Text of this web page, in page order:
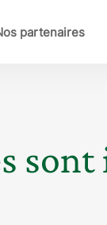
partenaires